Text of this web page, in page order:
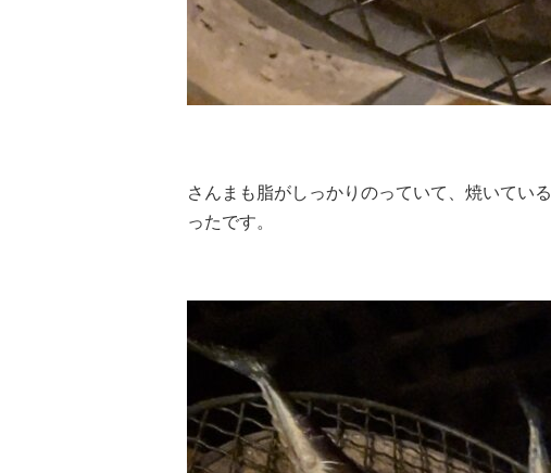
さんまも脂がしっかりのっていて、焼いてい
ったです。